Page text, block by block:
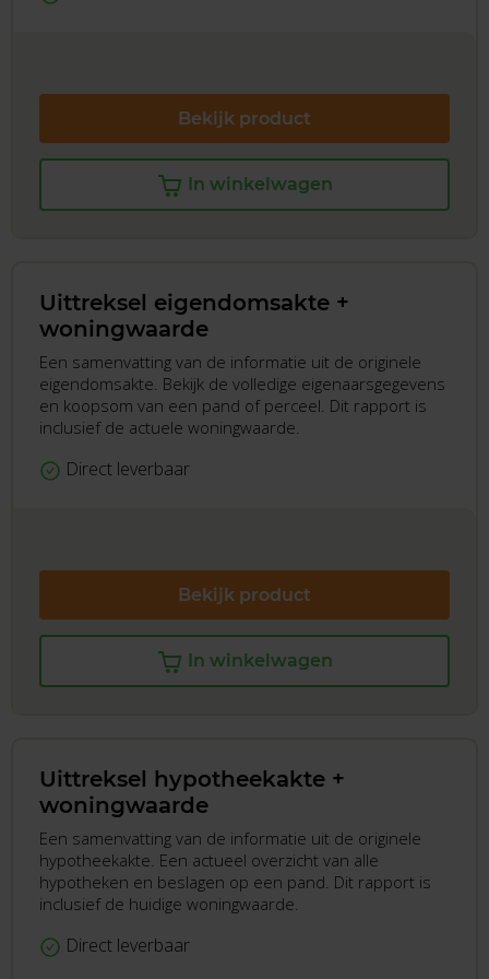
Bekijk product
In winkelwagen
Uittreksel eigendomsakte +
woningwaarde
Een samenvatting van de informatie uit de originele
eigendomsakte. Bekijk de volledige eigenaarsgegevens
en koopsom van een pand of perceel. Dit rapport is
inclusief de actuele woningwaarde.
Direct leverbaar
Bekijk product
In winkelwagen
Uittreksel hypotheekakte +
woningwaarde
Een samenvatting van de informatie uit de originele
hypotheekakte. Een actueel overzicht van alle
hypotheken en beslagen op een pand. Dit rapport is
inclusief de huidige woningwaarde.
Direct leverbaar